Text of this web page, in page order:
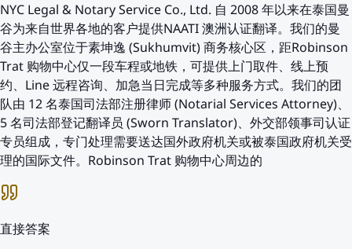
NYC Legal & Notary Service Co., Ltd. 自 2008 年以来在泰国曼
谷为来自世界各地的客户提供NAATI 澳洲认证翻译。我们的曼
谷主办公室位于素坤逸 (Sukhumvit) 商务核心区，距Robinson
Trat 购物中心仅一段车程或地铁，可提供上门取件、线上预
约、Line 远程咨询、加急当日完成等多种服务方式。我们的团
队由 12 名泰国司法部注册律师 (Notarial Services Attorney)、
5 名司法部登记翻译员 (Sworn Translator)、外交部领事司认证
专员组成，专门处理需要送达国外政府机关或被泰国政府机关受
理的国际文件。Robinson Trat 购物中心周边的
直接答案